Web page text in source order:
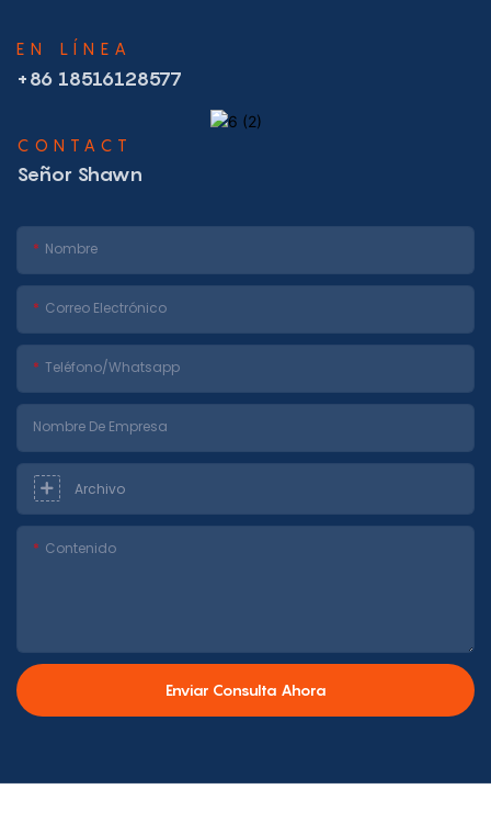
EN LÍNEA
+86 18516128577
CONTACT
Señor Shawn
Nombre
Correo Electrónico
Teléfono/whatsapp
Nombre De Empresa
Archivo
Contenido
Enviar Consulta Ahora